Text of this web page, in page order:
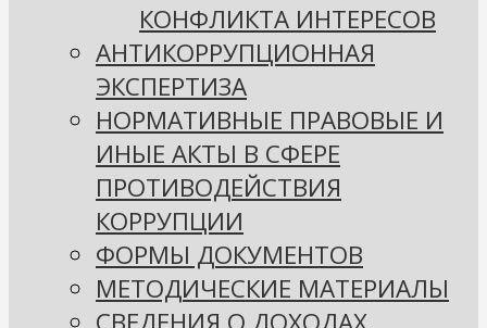
КОНФЛИКТА ИНТЕРЕСОВ
АНТИКОРРУПЦИОННАЯ
ЭКСПЕРТИЗА
НОРМАТИВНЫЕ ПРАВОВЫЕ И
ИНЫЕ АКТЫ В СФЕРЕ
ПРОТИВОДЕЙСТВИЯ
КОРРУПЦИИ
ФОРМЫ ДОКУМЕНТОВ
МЕТОДИЧЕСКИЕ МАТЕРИАЛЫ